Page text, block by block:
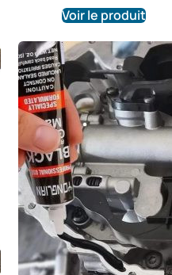
Voir le produit